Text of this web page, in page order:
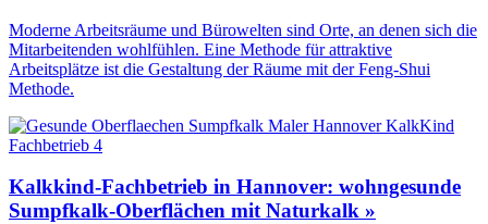
Moderne Arbeitsräume und Bürowelten sind Orte, an denen sich die
Mitarbeitenden wohlfühlen. Eine Methode für attraktive
Arbeitsplätze ist die Gestaltung der Räume mit der Feng-Shui
Methode.
Kalkkind-Fachbetrieb in Hannover: wohngesunde
Sumpfkalk-Oberflächen mit Naturkalk »